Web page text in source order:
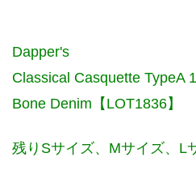
Dapper's
Classical Casquette TypeA
Bone Denim【LOT1836】
残りSサイズ、Mサイズ、L